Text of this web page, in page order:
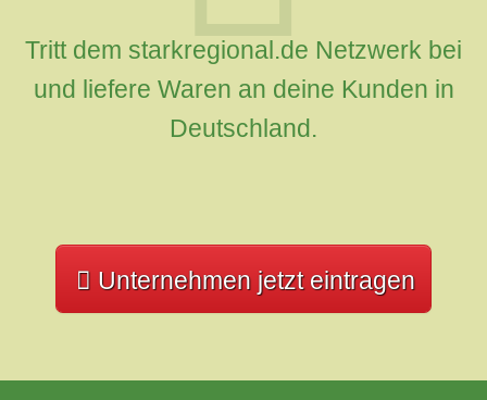
Tritt dem starkregional.de Netzwerk bei
und liefere Waren an deine Kunden in
Deutschland.
Unternehmen jetzt eintragen